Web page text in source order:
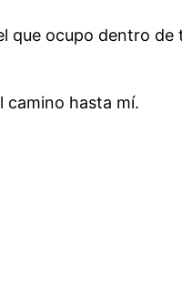
que ocupo dentro
camino hasta mí.